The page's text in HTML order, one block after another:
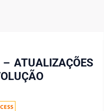
ATUALIZAÇÕES